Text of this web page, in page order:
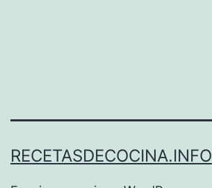
RECETASDECOCINA.INFO